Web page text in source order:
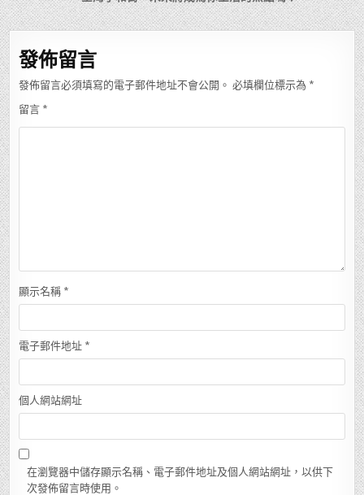
導
覽
發佈留言
發佈留言必須填寫的電子郵件地址不會公開。 必填欄位標示為 *
留言 *
顯示名稱 *
電子郵件地址 *
個人網站網址
在瀏覽器中儲存顯示名稱、電子郵件地址及個人網站網址，以供下
次發佈留言時使用。